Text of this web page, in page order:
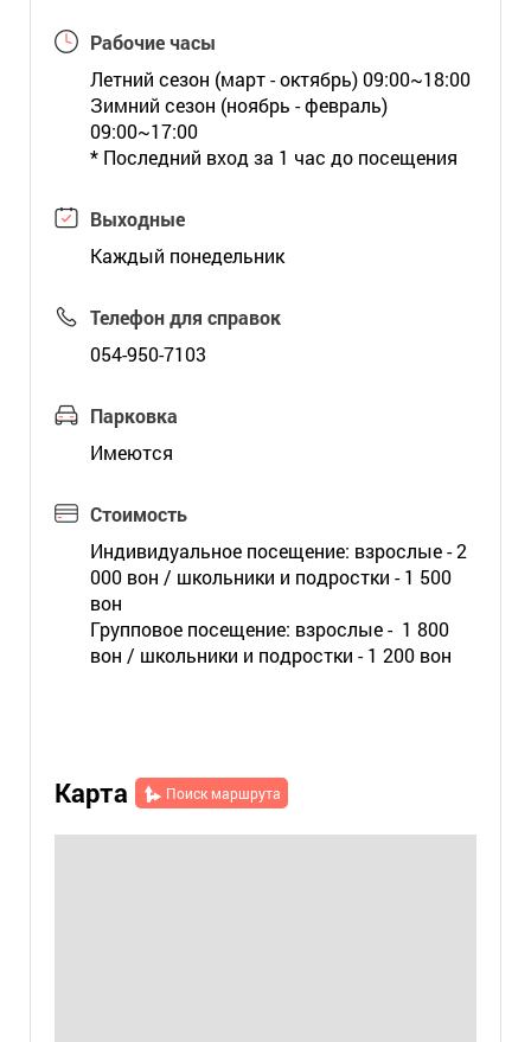
Рабочие часы
Летний сезон (март - октябрь) 09:00~18:00
Зимний сезон (ноябрь - февраль)
09:00~17:00
* Последний вход за 1 час до посещения
Выходные
Каждый понедельник
Телефон для справок
054-950-7103
Парковка
Имеются
Стоимость
Индивидуальное посещение: взрослые - 2
000 вон / школьники и подростки - 1 500
вон
Групповое посещение: взрослые - 1 800
вон / школьники и подростки - 1 200 вон
Карта Поиск маршрута